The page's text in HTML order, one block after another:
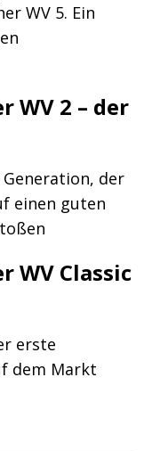
WV 5. Ein
WV 2 – der
Generation, der
einen guten
WV Classic
erste
dem Markt